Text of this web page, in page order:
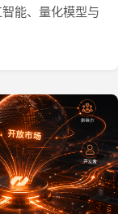
能、量化模型与